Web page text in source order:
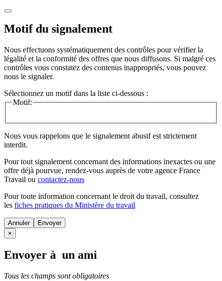
Motif du signalement
Nous effectuons systématiquement des contrôles pour vérifier la
légalité et la conformité des offres que nous diffusons. Si malgré ces
contrôles vous constatez des contenus inappropriés, vous pouvez
nous le signaler.
Sélectionnez un motif dans la liste ci-dessous :
Motif:
Nous vous rappelons que le signalement abusif est strictement
interdit.
Pour tout signalement concernant des informations inexactes ou une
offre déjà pourvue, rendez-vous auprès de votre agence France
Travail ou contactez-nous
Pour toute information concernant le droit du travail, consultez
les fiches pratiques du Ministère du travail
Annuler
×
Envoyer à un ami
Tous les champs sont obligatoires